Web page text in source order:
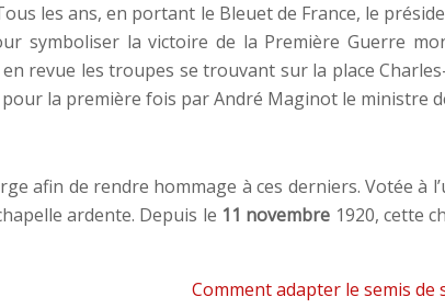
les ans, en portant le Bleuet de France, le
symboliser la victoire de la Première Guerre
revue les troupes se trouvant sur la place
la première fois par André Maginot le ministre
afin de rendre hommage à ces derniers. Votée à
ardente. Depuis le 11 novembre 1920, cette
Comment adapter le semis de